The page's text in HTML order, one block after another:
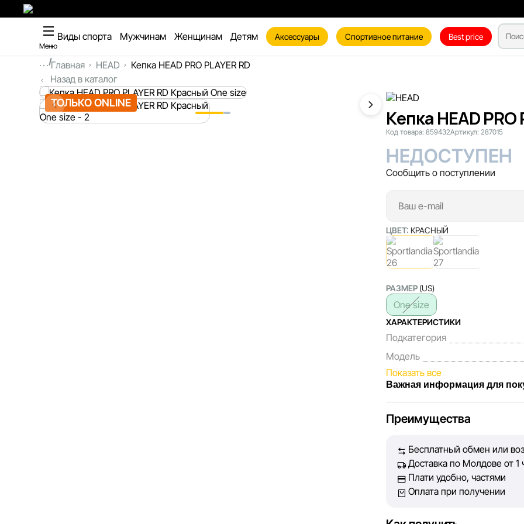
Меню
Виды спорта Мужчинам Женщинам Детям Аксессуары Спортивное питание Best price
...Главная HEAD
Кепка HEAD PRO PLAYER RD
Назад в каталог
ТОЛЬКО ONLINE
Кепка HEAD
Код товара: 859432Артикул: 287015
НЕДОСТУПЕН
Сообщить о поступлении
ЦВЕТ: КРАСНЫЙ
РАЗМЕР (US)
One size
ХАРАКТЕРИСТИКИ
Подкатегория
Модель
Показать все
Важная информация для
Каждый день мы работаем над
Наша цель — обеспечить вас
принять лучшее решение о
Однако, несмотря на
технических ошибок или
Преимущества
Бесплатный обмен или
Доставка по Молдове от 1
Плати удобно, частями
Оплата при получении